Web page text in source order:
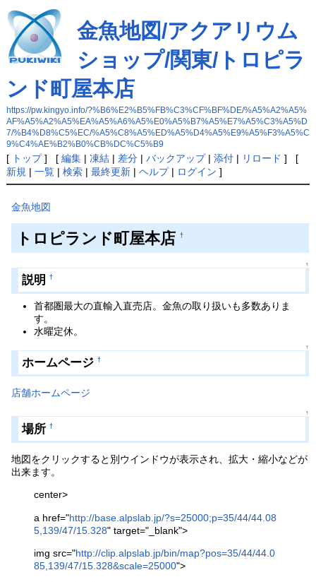
金魚地図/アクアリウム
ショップ/関東/トロピラ
ンド町屋本店
https://pw.kingyo.info/?%B6%E2%B5%FB%C3%CF%BF%DE/%A5%A2%A5%
AF%A5%A2%A5%EA%A5%A6%A5%E0%A5%B7%A5%E7%A5%C3%A5%D
7/%B4%D8%C5%EC/%A5%C8%A5%ED%A5%D4%A5%E9%A5%F3%A5%C
9%C4%AE%B2%B0%CB%DC%C5%B9
[ トップ] [ 編集| 凍結| 差分| バックアップ| 添付| リロード ] [
新規 | 一覧| 検索| 最終更新| ヘルプ| ログイン ]
金魚地図
トロピランド町屋本店 †
↑
説明†
首都圏最大の直輸入直売店。金魚の取り扱いも多数ありま
す。
水曜定休。
↑
ホームページ†
店舗ホームページ
↑
場所†
地図をクリックすると別ウインドウが表示され、拡大・縮小などが
出来ます。
center>
a href="http://base.alpslab.jp/?s=25000;p=35/44/44.08
5,139/47/15.328" target="_blank">
img src="http://clip.alpslab.jp/bin/map?pos=35/44/44.0
85,139/47/15.328&scale=25000">